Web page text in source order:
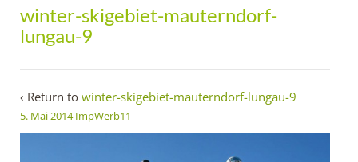
winter-skigebiet-mauterndorf-
lungau-9
‹ Return to winter-skigebiet-mauterndorf-lungau-9
5. Mai 2014 ImpWerb11